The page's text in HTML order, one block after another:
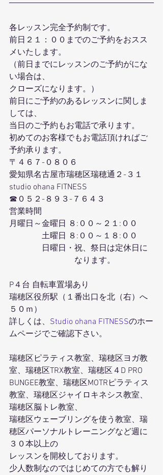
各レッスン完全予約制です。
前日２１：００までのご予約をおスス
メいたします。
（前日までにレッスンのご予約がにな
い場合は、
クローズになります。）
前日にご予約のあるレッスンに関しま
しては、
当日のご予約もお電話で承ります。
初めてのお客様でもお電話頂ければご
予約承ります。
〒４６７-０８０６
愛知県名古屋市瑞穂区瑞穂通２-３１
studio ohana FITNESS
☎０５２-８９３-７６４３
営業時間
月曜日～金曜日 ８:００～２１:００
土曜日 ８:００～１８:００
日曜日・祝、祭日は定休日に
なります。
P４台 自転車置場あり
瑞穂区役所駅（１番出口を北（右）へ
５０ｍ）
詳しくは、 Studio ohana FITNESSのホー
ムページでご確認下さい。
瑞穂区ピラティス教室、瑞穂区ヨガ教
室、瑞穂区TRX教室、瑞穂区４D PRO
BUNGEE教室、瑞穂区MOTRピラティス
教室、瑞穂区ジャイロキネシス教室、
瑞穂区脳トレ教室、
瑞穂区ウェーブリングを使う教室、瑞
穂区パーソナルトレーニングなど週に
３０本以上の
レッスンを開校しております。
少人数制なのではじめての方でも解り